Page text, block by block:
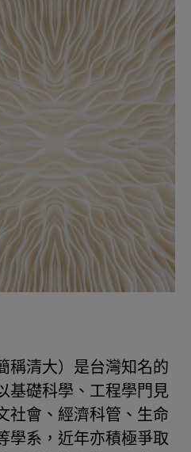
稱清大）是台灣知名的
基礎科學、工程學門見
社會、經濟科管、生命
學系，近年亦積極爭取